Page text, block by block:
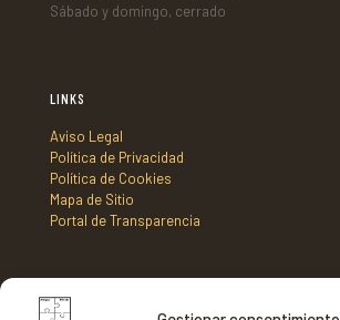
Sábado y domingo, cerrado
LINKS
Aviso Legal
Política de Privacidad
Política de Cookies
Mapa de Sitio
Portal de Transparencia
DIRECCIÓN